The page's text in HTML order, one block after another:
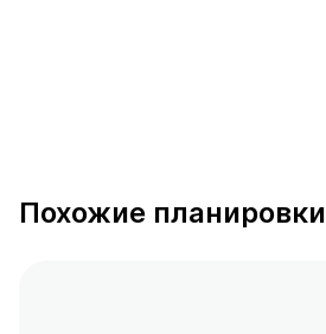
Похожие планировки